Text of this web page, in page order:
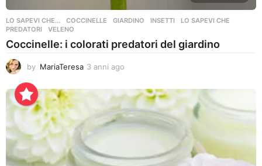
LO SAPEVI CHE... COCCINELLE ,GIARDINO ,INSETTI ,LO SAPEVI CHE
PREDATORI
,VELENO
Coccinelle: i colorati predatori del giardino
by MariaTeresa 3 anni ago
n